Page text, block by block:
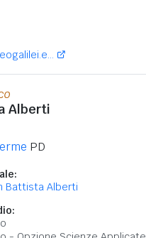
Alberti
PD
Battista Alberti